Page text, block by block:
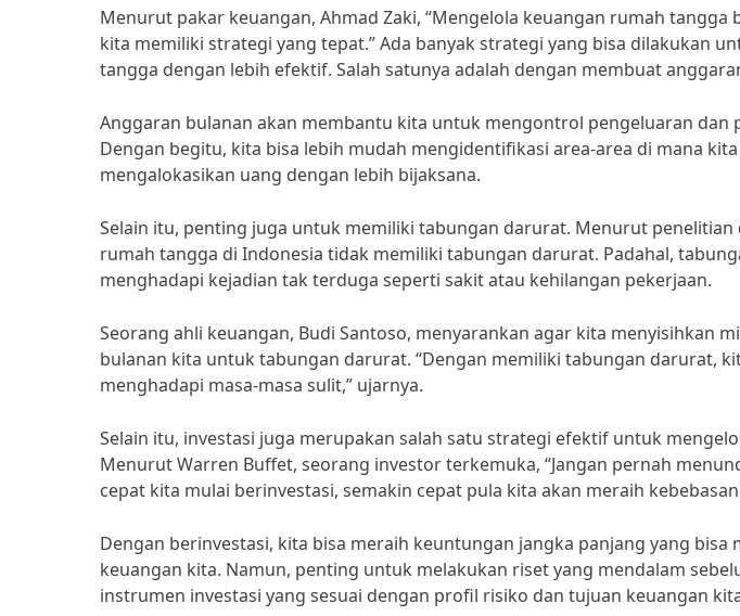
Menurut pakar keuangan, Ahmad Zaki, “Mengelola keuangan rumah tangga
kita memiliki strategi yang tepat.” Ada banyak strategi yang bisa dilakukan
tangga dengan lebih efektif. Salah satunya adalah dengan membuat
Anggaran bulanan akan membantu kita untuk mengontrol pengeluaran dan
Dengan begitu, kita bisa lebih mudah mengidentifikasi area-area di mana
mengalokasikan uang dengan lebih bijaksana.
Selain itu, penting juga untuk memiliki tabungan darurat. Menurut penelitian
rumah tangga di Indonesia tidak memiliki tabungan darurat. Padahal,
menghadapi kejadian tak terduga seperti sakit atau kehilangan pekerjaan.
Seorang ahli keuangan, Budi Santoso, menyarankan agar kita menyisihkan
bulanan kita untuk tabungan darurat. “Dengan memiliki tabungan darurat,
menghadapi masa-masa sulit,” ujarnya.
Selain itu, investasi juga merupakan salah satu strategi efektif untuk
Menurut Warren Buffet, seorang investor terkemuka, “Jangan pernah
cepat kita mulai berinvestasi, semakin cepat pula kita akan meraih
Dengan berinvestasi, kita bisa meraih keuntungan jangka panjang yang
keuangan kita. Namun, penting untuk melakukan riset yang mendalam
instrumen investasi yang sesuai dengan profil risiko dan tujuan keuangan